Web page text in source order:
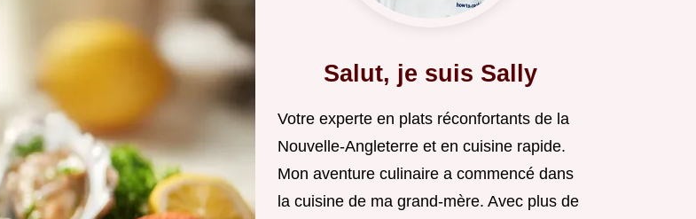
Salut, je suis Sally
Votre experte en plats réconfortants de la
Nouvelle-Angleterre et en cuisine rapide.
Mon aventure culinaire a commencé dans
la cuisine de ma grand-mère. Avec plus de